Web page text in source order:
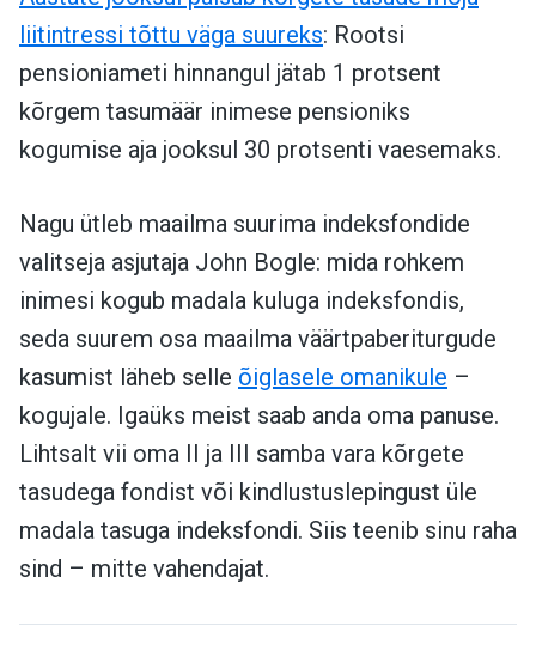
liitintressi tõttu väga suureks: Rootsi
pensioniameti hinnangul jätab 1 protsent
kõrgem tasumäär inimese pensioniks
kogumise aja jooksul 30 protsenti vaesemaks.
Nagu ütleb maailma suurima indeksfondide
valitseja asjutaja John Bogle: mida rohkem
inimesi kogub madala kuluga indeksfondis,
seda suurem osa maailma väärtpaberiturgude
kasumist läheb selle õiglasele omanikule –
kogujale. Igaüks meist saab anda oma panuse.
Lihtsalt vii oma II ja III samba vara kõrgete
tasudega fondist või kindlustuslepingust üle
madala tasuga indeksfondi. Siis teenib sinu raha
sind – mitte vahendajat.